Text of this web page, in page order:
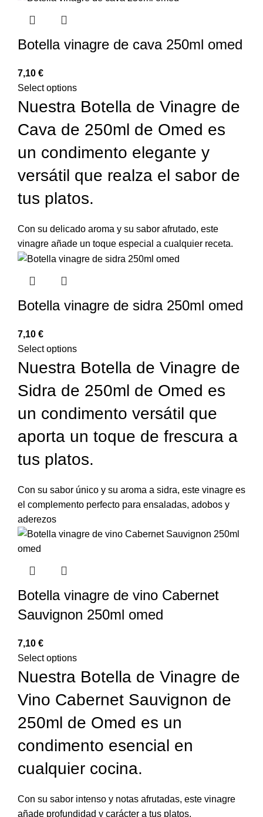
Botella vinagre de cava 250ml omed
€
Select options
Nuestra Botella de Vinagre de
Cava de 250ml de Omed es
un condimento elegante y
versátil que realza el sabor de
tus platos.
Con su delicado aroma y su sabor afrutado, este
vinagre añade un toque especial a cualquier receta.
Botella vinagre de sidra 250ml omed
€
Select options
Nuestra Botella de Vinagre de
Sidra de 250ml de Omed es
un condimento versátil que
aporta un toque de frescura a
tus platos.
Con su sabor único y su aroma a sidra, este vinagre es
el complemento perfecto para ensaladas, adobos y
aderezos
Botella vinagre de vino Cabernet
Sauvignon 250ml omed
€
Select options
Nuestra Botella de Vinagre de
Vino Cabernet Sauvignon de
250ml de Omed es un
condimento esencial en
cualquier cocina.
Con su sabor intenso y notas afrutadas, este vinagre
añade profundidad y carácter a tus platos.